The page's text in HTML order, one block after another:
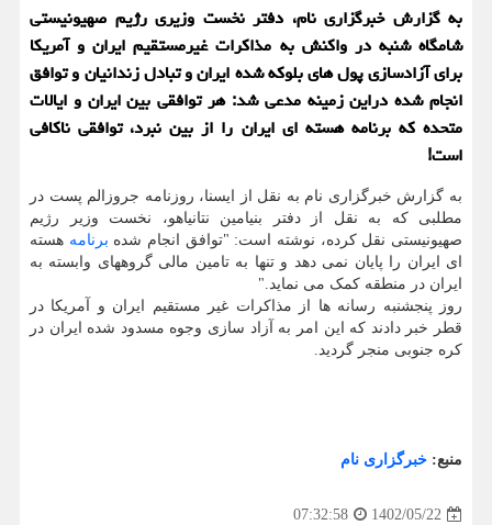
به گزارش خبرگزاری نام، دفتر نخست وزیری رژیم صهیونیستی
شامگاه شنبه در واکنش به مذاکرات غیرمستقیم ایران و آمریکا
برای آزادسازی پول های بلوکه شده ایران و تبادل زندانیان و توافق
انجام شده دراین زمینه مدعی شد: هر توافقی بین ایران و ایالات
متحده که برنامه هسته ای ایران را از بین نبرد، توافقی ناکافی
است!
به گزارش خبرگزاری نام به نقل از ایسنا، روزنامه جروزالم پست در
مطلبی که به نقل از دفتر بنیامین نتانیاهو، نخست وزیر رژیم
صهیونیستی نقل کرده، نوشته است: "توافق انجام شده برنامه هسته
ای ایران را پایان نمی دهد و تنها به تامین مالی گروههای وابسته به
ایران در منطقه کمک می نماید."
روز پنجشنبه رسانه ها از مذاکرات غیر مستقیم ایران و آمریکا در
قطر خبر دادند که این امر به آزاد سازی وجوه مسدود شده ایران در
کره جنوبی منجر گردید.
منبع: خبرگزاری نام
1402/05/22
07:32:58